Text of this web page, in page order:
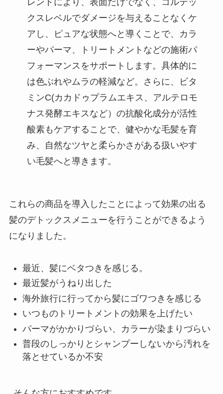
レンドにより、表面だけでなく、コルテッ
クスレベルでダメージを与えることなくケ
アし、ピュアな状態へと導くことで、カラ
ーやパーマ、トリートメントなどの施術パ
フォーマンスをサポートします。具体的に
は色ぶれやムラの軽減など。さらに、ビタ
ミンC(カカドゥプラムエキス、アルテロモ
ナス発酵エキスなど）の抗酸化成分が活性
酸素もケアすることで、健やかな毛髪を育
み、自然なツヤと柔らかさがある扱いやす
い毛髪へと導きます。
これらの商品を導入したことによって効果の出る
髪のデトックスメニューを行うことができるよう
になりました。
最近、髪にベタつきを感じる。
最近髪がうねり出した
海外旅行に行ってから髪にゴワつきを感じる
いつものトリートメントの効果を上げたい
パーマがかかりづらい、カラーが染まりづらい
普段のしっかりとシャンプーしないから汚れを
落とせているか不安